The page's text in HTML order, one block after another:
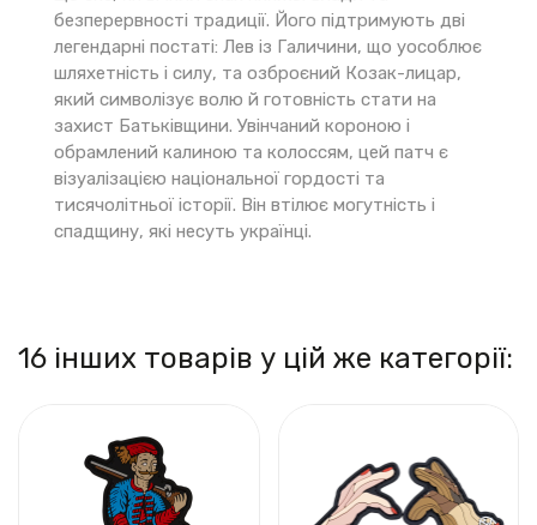
безперервності традиції. Його підтримують дві
легендарні постаті: Лев із Галичини, що уособлює
шляхетність і силу, та озброєний Козак-лицар,
який символізує волю й готовність стати на
захист Батьківщини. Увінчаний короною і
обрамлений калиною та колоссям, цей патч є
візуалізацією національної гордості та
тисячолітньої історії. Він втілює могутність і
спадщину, які несуть українці.
16 інших товарів у цій же категорії: